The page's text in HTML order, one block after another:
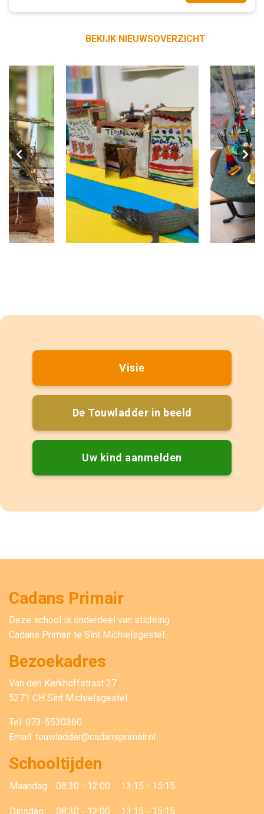
BEKIJK NIEUWSOVERZICHT
Visie
De Touwladder in beeld
Uw kind aanmelden
Cadans Primair
Deze school is onderdeel van stichting
Cadans Primair te Sint Michielsgestel.
Bezoekadres
Van den Kerkhoffstraat 27
5271 CH Sint Michielsgestel
Tel: 073-5530360
Email: touwladder@cadansprimair.nl
Schooltijden
Maandag 08:30 - 12:00 13:15 - 15:15
Dinsdag 08:30 - 12:00 13:15 - 15:15